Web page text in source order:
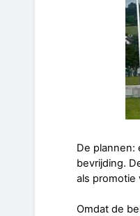
De plannen:
bevrijding.
als promotie
Omdat de